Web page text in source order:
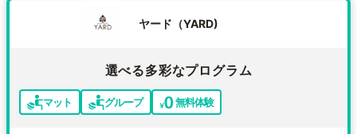
ヤード（YARD)
選べる多彩なプログラム
マット グループ 無料体験